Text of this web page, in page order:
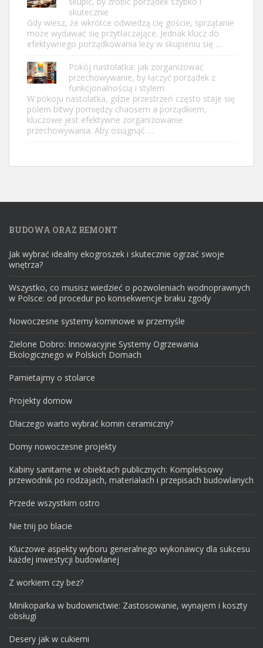
skutecznie
Gdy wiesz, że wkrótce odwiedzą cię goście, sprzątanie
może wydawać się przytłaczające. Jednak klucz do
efektywnego porządkowania leży w skupieniu się …
Pokój nastolatka: jak zorganizować
przechowywanie, by łączyć porządek z
funkcjonalnością i stylem
W pokoju nastolatka, gdzie przestrzeń często staje się
polem bitwy pomiędzy chaosem a porządkiem,
kluczowe jest efektywne zorganizowanie
przechowywania. Aby osiągnąć …
BUDOWA ORAZ REMONT
Jak wybrać idealny ekogroszek i skutecznie ogrzać swoje
wnętrza?
Wszystko, co musisz wiedzieć o pozwoleniach wodnoprawnych
w Polsce: od procedur po konsekwencje braku zgody
Nowoczesne systemy kominowe w przemyśle
Zielone Dobro: Innowacyjne Systemy Ogrzewania
Ekologicznego w Polskich Domach
Pamietajmy o stolarce
Projekty domow
Dlaczego warto wybrać komin ceramiczny?
Domy nowoczesne projekty
Kabiny sanitarne w obiektach publicznych: Kompleksowy
przewodnik po rodzajach, materiałach i przepisach budowlanych
Przede wszystkim ostro
Nie tnij po blacie
Kluczowe aspekty wyboru generalnego wykonawcy dla sukcesu
każdej inwestycji budowlanej
Z workiem czy bez?
Minikoparka w budownictwie: Zastosowanie, wynajem i koszty
obsługi
Desery jak w cukierni